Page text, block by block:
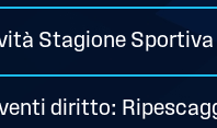
Stagione
diritto: